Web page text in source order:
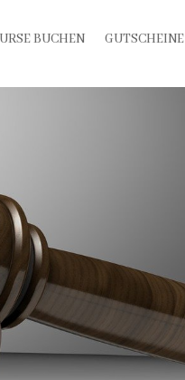
BUCHEN GUTSCHEINE